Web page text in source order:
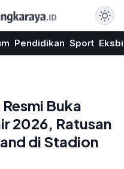
Pendidikan Sport
Buka
2026, Ratusan
di Stadion